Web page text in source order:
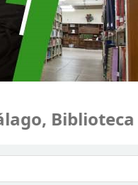
Biblioteca